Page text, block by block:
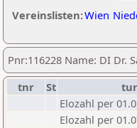
Vereinslisten:Wien
Pnr:116228 Name: DI Dr.
tnr
St
Elozahl per
Elozahl per